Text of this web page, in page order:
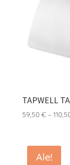
TAPWELL
59,50 € –
Ale!